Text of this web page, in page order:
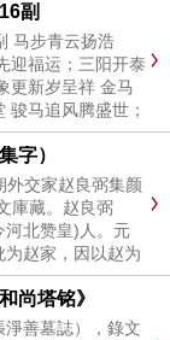
副
马步青云扬浩
迎福运；三阳开泰
更新岁呈祥 金马
骏马追风腾盛世；
运；新春燕舞贺安
财门 骏马奔腾
字）
外交家赵良弼集颜
庫藏。赵良弼
北赞皇)人。元
赵家，因以赵为
祖时，任邢州安抚
安抚使、经略
尚塔铭》
善墓誌），錄文